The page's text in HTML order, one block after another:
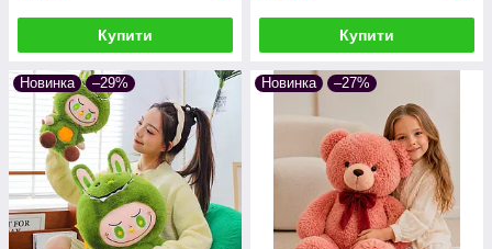
Купити Купити
Новинка –29% Новинка –27%